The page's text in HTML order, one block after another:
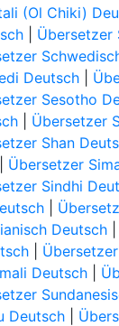
(Ol Chiki)
| Übersetzer
Deutsch|
Sesotho
| Übersetzer
Shan
Übersetzer
Sindhi
|
Deutsch|
|
Deutsch|
Deutsch|